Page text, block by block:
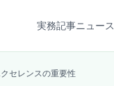
実務記事ニュース
セレンスの重要性